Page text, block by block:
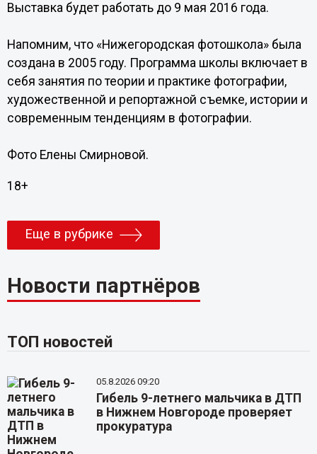
Выставка будет работать до 9 мая 2016 года.
Напомним, что «Нижегородская фотошкола» была
создана в 2005 году. Программа школы включает в
себя занятия по теории и практике фотографии,
художественной и репортажной съемке, истории и
современным тенденциям в фотографии.
Фото Елены Смирновой.
18+
Еще в рубрике
Новости партнёров
ТОП новостей
05.8.2026 09:20
Гибель 9-летнего мальчика в ДТП
в Нижнем Новгороде проверяет
прокуратура